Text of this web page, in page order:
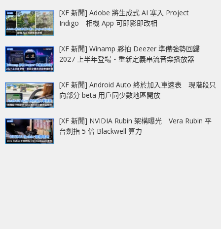
[XF 新聞] Adobe 將生成式 AI 塞入 Project
Indigo 相機 App 可即影即改相
[XF 新聞] Winamp 夥拍 Deezer 準備強勢回歸
2027 上半年登場‧重新定義串流音樂播放器
[XF 新聞] Android Auto 終於加入車速表 現階段只
向部分 beta 用戶同少數地區開放
[XF 新聞] NVIDIA Rubin 架構曝光 Vera Rubin 平
台劍指 5 倍 Blackwell 算力